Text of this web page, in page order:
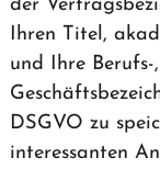
der
Ihren Titel,
und Ihre
DSGVO zu
interessanten